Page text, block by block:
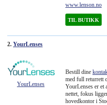
Øyekirurgi
www.lenson.no
TIL BUTIKK
2. YourLenses
YourLenses
Bestill dine
med full returrett
YourLenses er et
nettet, fokus
hovedkontor i